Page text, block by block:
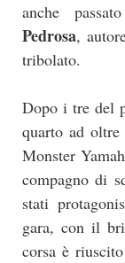
anche
Pedrosa,
tribolato.
Dopo i tre del
quarto ad
Monster
compagno di
stati
gara, con il
corsa è